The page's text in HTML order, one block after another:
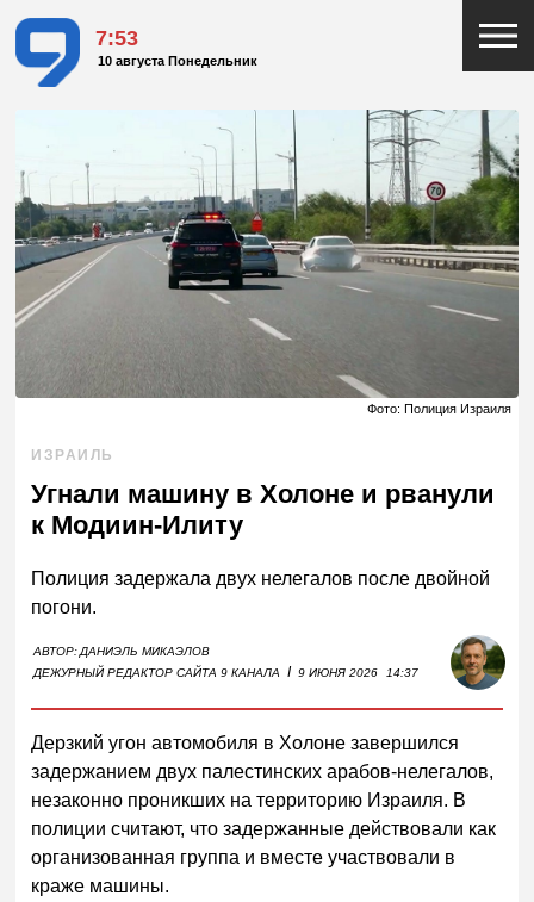
7:53
10 августа Понедельник
Фото: Полиция Израиля
ИЗРАИЛЬ
Угнали машину в Холоне и рванули
к Модиин-Илиту
Полиция задержала двух нелегалов после двойной
погони.
АВТОР:ДАНИЭЛЬ МИКАЭЛОВ
ДЕЖУРНЫЙ РЕДАКТОР САЙТА 9 КАНАЛА
I 9 ИЮНЯ 2026 14:37
Дерзкий угон автомобиля в Холоне завершился
задержанием двух палестинских арабов-нелегалов,
незаконно проникших на территорию Израиля. В
полиции считают, что задержанные действовали как
организованная группа и вместе участвовали в
краже машины.